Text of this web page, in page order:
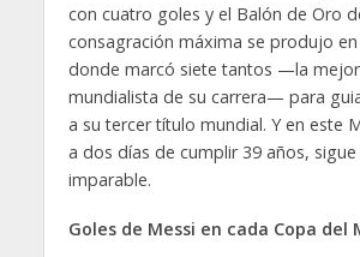
con cuatro goles y el Balón de Oro
consagración máxima se produjo
donde marcó siete tantos —la
mundialista de su carrera— para
a su tercer título mundial. Y en este
a dos días de cumplir 39 años,
imparable.
Goles de Messi en cada Copa del